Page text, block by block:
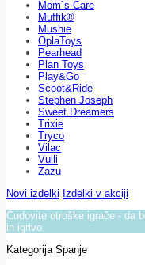
Mom`s Care
Muffik®
Mushie
OplaToys
Pearhead
Plan Toys
Play&Go
Scoot&Ride
Stephen Joseph
Sweet Dreamers
Trixie
Tryco
Vilac
Vulli
Zazu
Novi izdelki Izdelki v akciji
Čudovite otroške igrače - da
in igrivo.
Kategorija Spanje